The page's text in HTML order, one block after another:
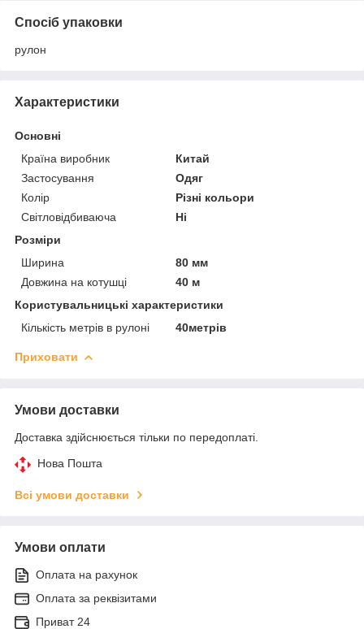
Спосіб упаковки
рулон
Характеристики
Основні
Країна виробник
Китай
Застосування
Одяг
Колір
Різні кольори
Світловідбиваюча
Ні
Розміри
Ширина
80 мм
Довжина на котушці
40 м
Користувальницькі характеристики
Кількість метрів в рулоні
40метрів
Приховати
Умови доставки
Доставка здійснюється тільки по передоплаті.
Нова Пошта
Всі умови доставки
Умови оплати
Оплата на рахунок
Оплата за реквізитами
Приват 24